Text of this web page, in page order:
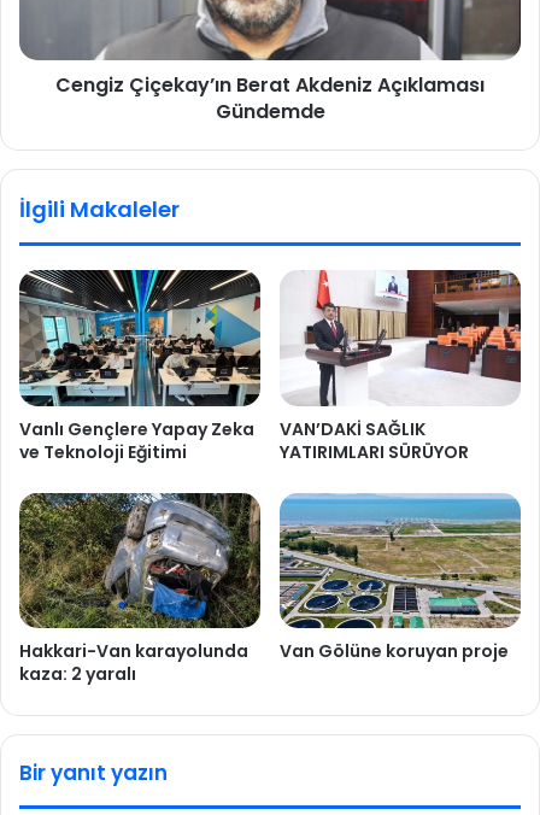
Cengiz Çiçekay’ın Berat Akdeniz Açıklaması
Gündemde
İlgili Makaleler
Vanlı Gençlere Yapay Zeka
ve Teknoloji Eğitimi
VAN’DAKİ SAĞLIK
YATIRIMLARI SÜRÜYOR
Hakkari-Van karayolunda
kaza: 2 yaralı
Van Gölüne koruyan proje
Bir yanıt yazın